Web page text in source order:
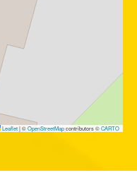
Leaflet|©OpenStreetMapcontributors ©CARTO